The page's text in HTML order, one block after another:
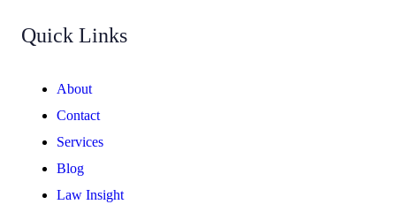
Quick Links
About
Contact
Services
Blog
Law Insight